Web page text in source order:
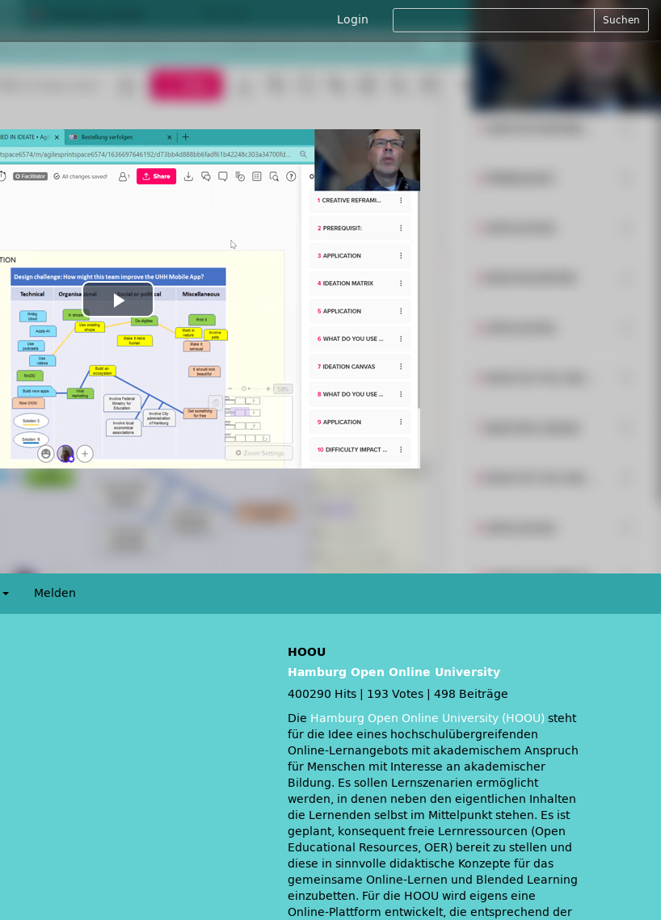
Login Suchen
Play
Video
Melden
HOOU
Hamburg Open Online University
400290 Hits
193 Votes
498 Beiträge
Die Hamburg Open Online University (HOOU) steht
für die Idee eines hochschulübergreifenden
Online-Lernangebots mit akademischem Anspruch
für Menschen mit Interesse an akademischer
Bildung. Es sollen Lernszenarien ermöglicht
werden, in denen neben den eigentlichen Inhalten
die Lernenden selbst im Mittelpunkt stehen. Es ist
geplant, konsequent freie Lernressourcen (Open
Educational Resources, OER) bereit zu stellen und
diese in sinnvolle didaktische Konzepte für das
gemeinsame Online-Lernen und Blended Learning
einzubetten. Für die HOOU wird eigens eine
Online-Plattform entwickelt, die entsprechend der